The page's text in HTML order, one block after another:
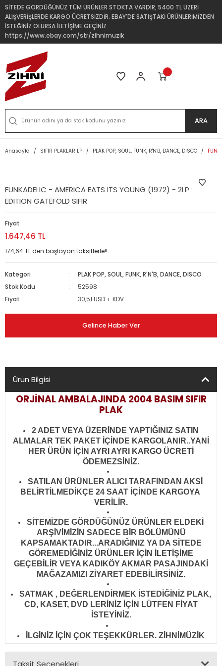
SİTEDE GÖRDÜĞÜNÜZ TÜM ÜRÜNLER STOKTA VARDIR, 5400 TL ÜZERİ
ALIŞVERİŞLERDE KARGO ÜCRETSİZDİR. EBAY'DE SATIŞTAKİ ÜRÜNLERİMİZDEN
İSTEĞİNİZ OLURSA İLETİŞİME GEÇİNİZ.
https://www.ebay.com/str/zihnimuzik
ARA
Anasayfa SIFIR PLAKLAR LP PLAK POP, SOUL, FUNK, R'N'B, DANCE, DISCO
FUNKADELIC - AMERICA EATS ITS YOUNG (1972) - 2LP 2004
EDITION GATEFOLD SIFIR
Fiyat
1.647,46 TL
174,64 TL den başlayan taksitlerle!!
Kategori
PLAK POP, SOUL, FUNK, R'N'B, DANCE, DISCO
Stok Kodu
52598
Fiyat
30,51 USD + KDV
Gelince Haber Ver
Ürün Bilgisi
ORJİNAL AMBALAJINDA 2004 BASIM SIFIR
PLAK
2 ADET VEYA ÜZERİNDE YAPTIĞINIZ SATIN
ALMALAR TEK PAKET İÇİNDE KARGOLANIR..YANİ
HER ÜRÜN İÇİN AYRI AYRI KARGO ÜCRETİ
ÖDEMEZSİNİZ.
SATILAN ÜRÜNLER ALICI TARAFINDAN AKSİ
BELİRTİLMEDİKÇE 24 SAAT İÇİNDE KARGOYA
VERİLİR.
SİTEMİZDE GÖRDÜĞÜNÜZ ÜRÜNLER ELDEKİ
ARŞİVİMİZİN SADECE BİR BÖLÜMÜNÜ
KAPSAMAKTADIR...ARADIĞINIZ YA DA SİTEDE
GÖREMEDİĞİNİZ ÜRÜNLER İÇİN İLETİŞİME
GEÇEBİLİR VEYA KADIKÖY AKMAR PASAJINDAKİ
MAĞAZAMIZI ZİYARET EDEBİLİRSİNİZ.
SATMAK , DEĞERLENDİRMEK İSTEDİĞİNİZ PLAK,
CD, KASET, DVD LERİNİZ İÇİN LÜTFEN FİYAT
İSTEYİNİZ.
İLGİNİZ İÇİN ÇOK TEŞEKKÜRLER. ZİHNİMÜZİK
Taksit Seçenekleri